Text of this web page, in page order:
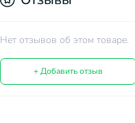
Нет отзывов об этом товаре.
+ Добавить отзыв